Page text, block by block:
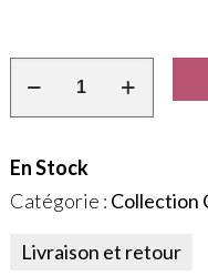
En Stock
Catégorie : Collection
Livraison et retour